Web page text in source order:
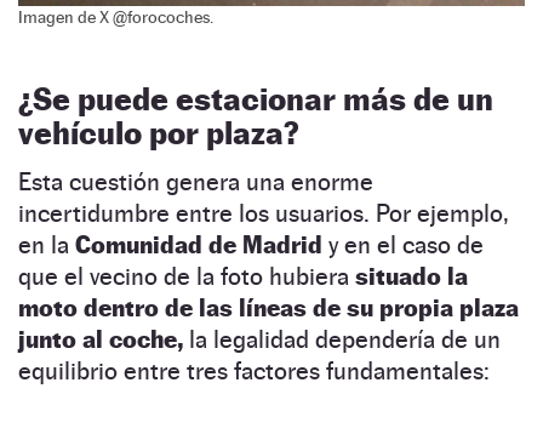
Imagen de X @forocoches.
¿Se puede estacionar más de un
vehículo por plaza?
Esta cuestión genera una enorme
incertidumbre entre los usuarios. Por ejemplo,
en la Comunidad de Madrid y en el caso de
que el vecino de la foto hubiera situado la
moto dentro de las líneas de su propia plaza
junto al coche, la legalidad dependería de un
equilibrio entre tres factores fundamentales: